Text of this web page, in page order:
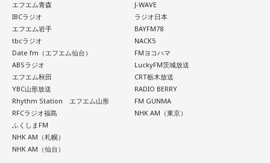
きていたと思います。でも、そこから上に行くためには、や
っぱり“個の力”が必要だったかなと感じています。
世界で見ても、日本だけでなく主力の選手がケガする国は
多々あって、それでも勝ち上がっていく力が必要なのがW杯
なんです。そういう意味では、確かに選手層は厚くなったけ
れども、さらに“個”の力を高めながら、選手層をもっと厚くし
なきゃいけない。ベスト16・ベスト8に進む国と比べたとき
に、そこまでの選手層だったのかというと、まだまだ厚くし
ていかないとダメなのではないか、ということなんだと思い
ます。
（若手の頃は）誰か分からない人にも一応挨拶するじゃな
い？ 何があるか分からないからさ」と持論を語ります。その
意見にカミムラも納得しつつも、「ちゃんと挨拶をしない人
間は時代的に増えていますね」とリアルな実情を明かしま
す。
また、有吉は「吉本（興業）は縦がちゃんとしているじゃ
ん。それは養成所でもそういう教えがあるんだろうし、先輩
からも受け継がれるからだと思うんだよね」と他事務所と比
較しつつ、「太田プロはゆるいから……酒井のせいで（笑）」
と冗談交じりに言うと、酒井も「俺のせいじゃないと思いま
エフエム青森
IBCラジオ
エフエム岩手
tbcラジオ
Date fm（エフエム仙台）
ABSラジオ
エフエム秋田
YBC山形放送
Rhythm Station エフエム山形
RFCラジオ福島
ふくしまFM
NHK AM（札幌）
NHK AM（仙台）
J-WAVE
ラジオ日本
BAYFM78
NACK5
FMヨコハマ
LuckyFM茨城放送
CRT栃木放送
RADIO BERRY
FM GUNMA
NHK AM（東京）